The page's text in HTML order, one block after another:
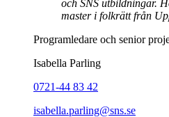
och SNS utbildningar.
master i folkrätt från
Programledare och senior
Isabella Parling
0721-44 83 42
isabella.parling@sns.se